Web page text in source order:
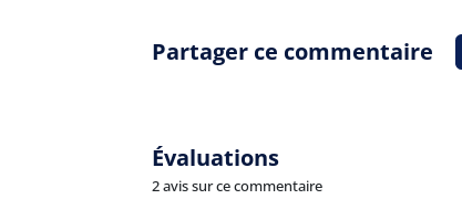
Partager ce commentaire
Évaluations
2 avis sur ce commentaire